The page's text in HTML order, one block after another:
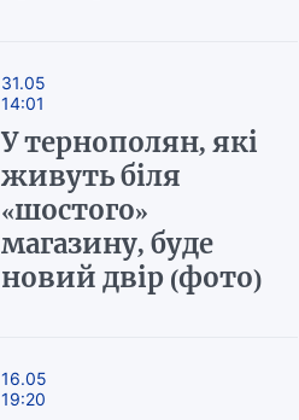
31.05
14:01
У тернополян, які
живуть біля
«шостого»
магазину, буде
новий двір (фото)
16.05
19:20